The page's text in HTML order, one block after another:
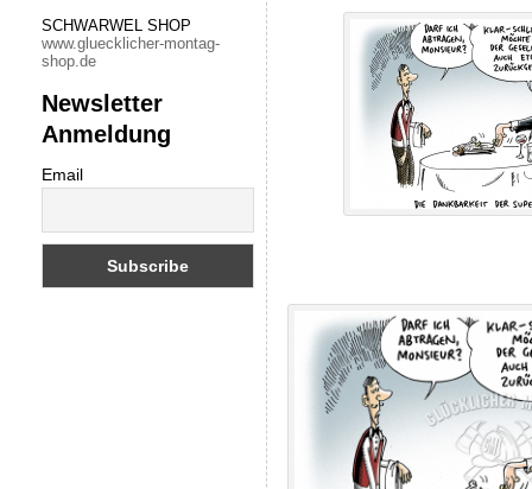
SCHWARWEL SHOP
www.gluecklicher-montag-
shop.de
Newsletter
Anmeldung
Email